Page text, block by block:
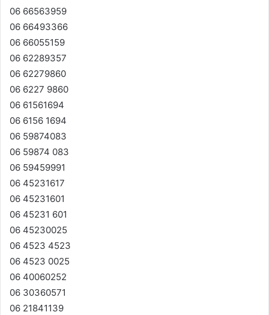
06 66563959
06 66493366
06 66055159
06 62289357
06 62279860
06 6227 9860
06 61561694
06 6156 1694
06 59874083
06 59874 083
06 59459991
06 45231617
06 45231601
06 45231 601
06 45230025
06 4523 4523
06 4523 0025
06 40060252
06 30360571
06 21841139